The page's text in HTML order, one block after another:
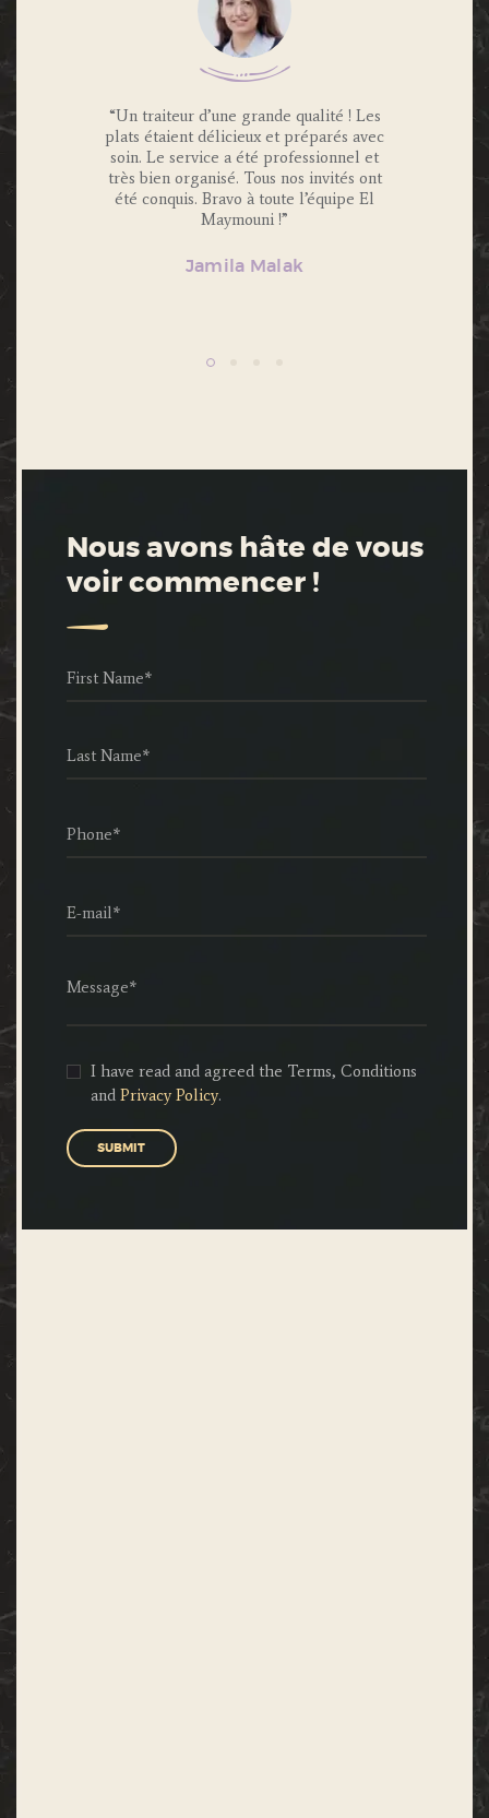
invités
“Un traiteur d’une grande qualité ! Les
plats étaient délicieux et préparés avec
soin. Le service a été professionnel et
très bien organisé. Tous nos invités ont
été conquis. Bravo à toute l’équipe El
Maymouni !”
Jamila Malak
“Nous
Nous avons hâte de vous
voir commencer !
I have read and agreed the Terms, Conditions
andPrivacy Policy.